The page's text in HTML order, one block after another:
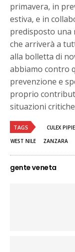
primavera, in
estiva, e in
predisposto una
che arriverà a
alla bolletta di
abbiamo contro
prevenzione e
proprio
situazioni
TAGS CULEX
WEST NILE
ZANZARA
gente veneta